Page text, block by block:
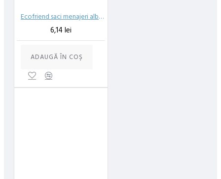
Ecofriend saci menajeri albastri/negri 60l 15 buc
6,14 lei
ADAUGĂ ÎN COŞ